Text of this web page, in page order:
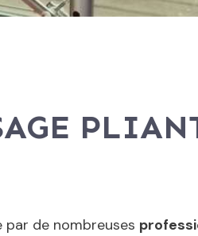
par de nombreuses